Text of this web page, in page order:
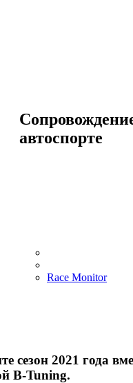
автоспорте
Race Monitor
сезон 2021 года
B-Tuning.